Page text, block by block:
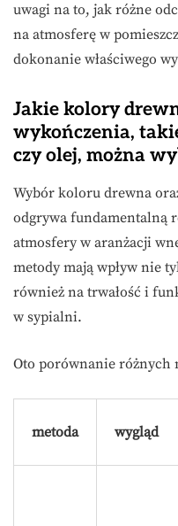
uwagi na to, jak różne
na atmosferę w
dokonanie właściwego
Jakie kolory
wykończenia,
czy olej, można
Wybór koloru drewna
odgrywa fundamentalną
atmosfery w aranżacji
metody mają wpływ nie
również na trwałość i
w sypialni.
Oto porównanie różnych
metoda wygląd